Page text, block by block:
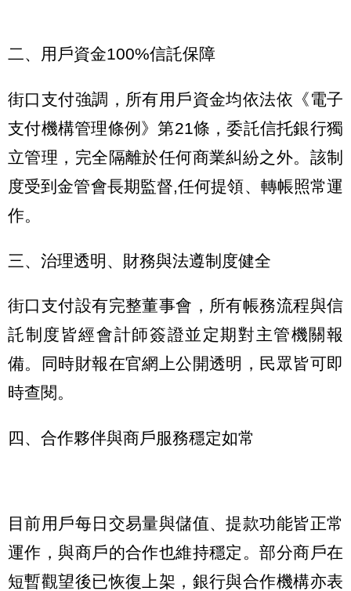
二、用戶資金100%信託保障
街口支付強調，所有用戶資金均依法依《電子
支付機構管理條例》第21條，委託信托銀行獨
立管理，完全隔離於任何商業糾紛之外。該制
度受到金管會長期監督,任何提領、轉帳照常運
作。
三、治理透明、財務與法遵制度健全
街口支付設有完整董事會，所有帳務流程與信
託制度皆經會計師簽證並定期對主管機關報
備。同時財報在官網上公開透明，民眾皆可即
時查閱。
四、合作夥伴與商戶服務穩定如常
目前用戶每日交易量與儲值、提款功能皆正常
運作，與商戶的合作也維持穩定。部分商戶在
短暫觀望後已恢復上架，銀行與合作機構亦表